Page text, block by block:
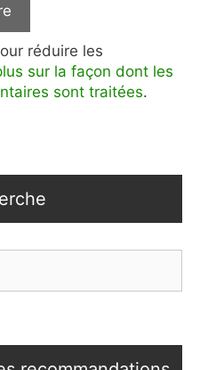
réduire les
sur la façon dont les
sont traitées.